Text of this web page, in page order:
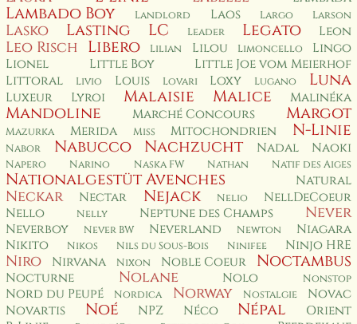
Lambado Boy Landlord Laos Largo Larson
Lasko Lasting LC Leader Legato Leon
Leo Risch Libero Lilian Lilou Limoncello
Lingo
Lionel
Little Boy
Little Joe vom Meierhof
Littoral
Livio Louis Lovari Loxy Lugano Luna
Luxeur Lyroi Malaisie Malice Malinéka
Mandoline Marché Concours Margot
Mazurka Merida Miss Mitochondrien N-Linie
Nabor Nabucco Nachzucht Nadal Naoki
Napero Narino Naska FW Nathan Natif des Aiges
Nationalgestüt Avenches Natural
Neckar Nectar Nejack Nelio
NellDeCoeur
Nello
Nelly Neptune des Champs Never
Neverboy Never BW Neverland Newton
Niagara
Nikito
Nikos Nils du Sous-Bois Ninifee Ninjo HRE
Niro Nirvana Nixon Noble Coeur Noctambus
Nocturne Nolane Nolo Nonstop
Nord du Peupé Nordica Norway Nostalgie
Novac
Novartis
Noé NPZ Néco Népal
Orient